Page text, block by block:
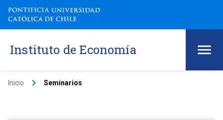
Instituto de Economía
Inicio keyboard_arrow_right Seminarios